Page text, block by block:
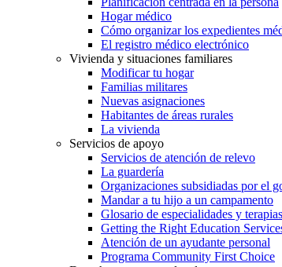
Hogar médico
Cómo organizar los expedientes
El registro médico electrónico
Vivienda y situaciones familiares
Modificar tu hogar
Familias militares
Nuevas asignaciones
Habitantes de áreas rurales
La vivienda
Servicios de apoyo
Servicios de atención de relevo
La guardería
Organizaciones subsidiadas por el
Mandar a tu hijo a un campamento
Glosario de especialidades y terapias
Getting the Right Education
Atención de un ayudante personal
Programa Community First Choice